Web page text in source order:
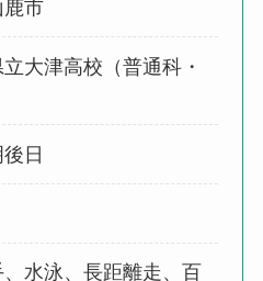
鹿市
大津高校（普通科・
日
水泳、長距離走、百